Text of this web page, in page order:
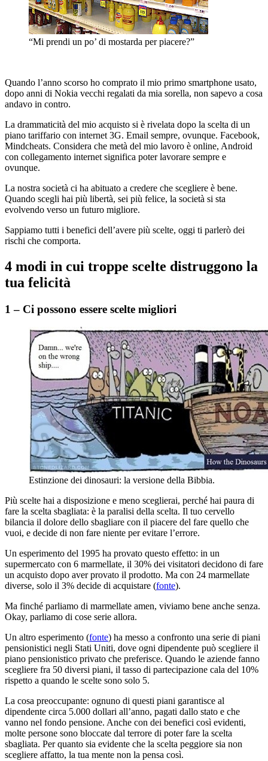
“Mi prendi un po’ di mostarda per piacere?”
Quando l’anno scorso ho comprato il mio primo smartphone usato,
dopo anni di Nokia vecchi regalati da mia sorella, non sapevo a cosa
andavo in contro.
La drammaticità del mio acquisto si è rivelata dopo la scelta di un
piano tariffario con internet 3G. Email sempre, ovunque. Facebook,
Mindcheats. Considera che metà del mio lavoro è online, Android
con collegamento internet significa poter lavorare sempre e
ovunque.
La nostra società ci ha abituato a credere che scegliere è bene.
Quando scegli hai più libertà, sei più felice, la società si sta
evolvendo verso un futuro migliore.
Sappiamo tutti i benefici dell’avere più scelte, oggi ti parlerò dei
rischi che comporta.
4 modi in cui troppe scelte distruggono la
tua felicità
1 – Ci possono essere scelte migliori
Estinzione dei dinosauri: la versione della Bibbia.
Più scelte hai a disposizione e meno sceglierai, perché hai paura di
fare la scelta sbagliata: è la paralisi della scelta. Il tuo cervello
bilancia il dolore dello sbagliare con il piacere del fare quello che
vuoi, e decide di non fare niente per evitare l’errore.
Un esperimento del 1995 ha provato questo effetto: in un
supermercato con 6 marmellate, il 30% dei visitatori decidono di fare
un acquisto dopo aver provato il prodotto. Ma con 24 marmellate
diverse, solo il 3% decide di acquistare (fonte).
Ma finché parliamo di marmellate amen, viviamo bene anche senza.
Okay, parliamo di cose serie allora.
Un altro esperimento (fonte) ha messo a confronto una serie di piani
pensionistici negli Stati Uniti, dove ogni dipendente può scegliere il
piano pensionistico privato che preferisce. Quando le aziende fanno
scegliere fra 50 diversi piani, il tasso di partecipazione cala del 10%
rispetto a quando le scelte sono solo 5.
La cosa preoccupante: ognuno di questi piani garantisce al
dipendente circa 5.000 dollari all’anno, pagati dallo stato e che
vanno nel fondo pensione. Anche con dei benefici così evidenti,
molte persone sono bloccate dal terrore di poter fare la scelta
sbagliata. Per quanto sia evidente che la scelta peggiore sia non
scegliere affatto, la tua mente non la pensa così.